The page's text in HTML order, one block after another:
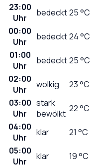
23:00
Uhr
bedeckt25°C
00:00
Uhr
bedeckt24°C
01:00
Uhr
bedeckt25°C
02:00
Uhr
wolkig 23°C
03:00
Uhr
stark
bewölkt 22°C
04:00
Uhr
klar 21 °C
05:00
Uhr
klar 19°C